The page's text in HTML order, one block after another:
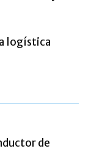
logística
de